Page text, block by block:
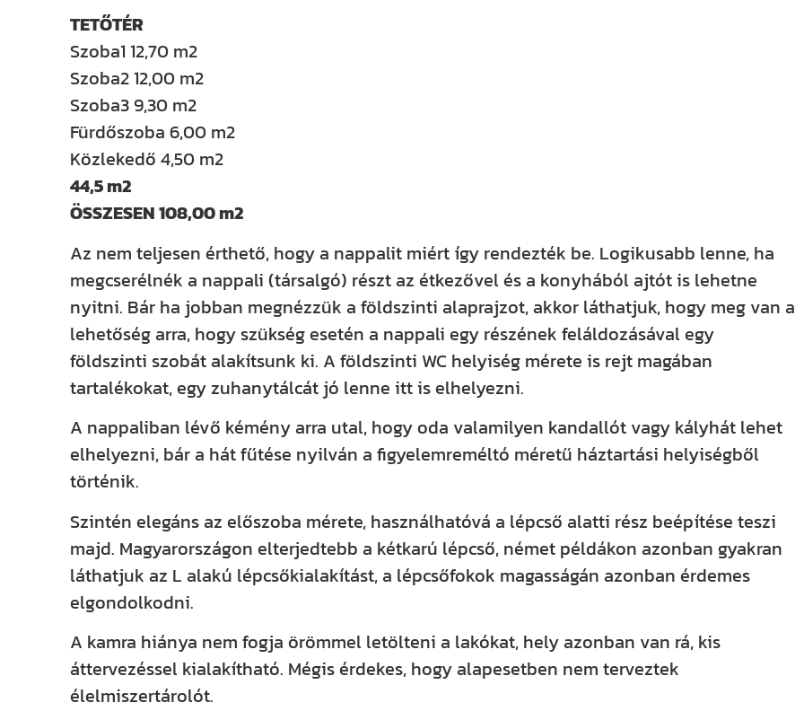
TETŐTÉR
Szoba1 12,70 m2
Szoba2 12,00 m2
Szoba3 9,30 m2
Fürdőszoba 6,00 m2
Közlekedő 4,50 m2
44,5 m2
ÖSSZESEN 108,00 m2
Az nem teljesen érthető, hogy a nappalit miért így rendezték be. Logikusabb lenne, ha
megcserélnék a nappali (társalgó) részt az étkezővel és a konyhából ajtót is lehetne
nyitni. Bár ha jobban megnézzük a földszinti alaprajzot, akkor láthatjuk, hogy meg van a
lehetőség arra, hogy szükség esetén a nappali egy részének feláldozásával egy
földszinti szobát alakítsunk ki. A földszinti WC helyiség mérete is rejt magában
tartalékokat, egy zuhanytálcát jó lenne itt is elhelyezni.
A nappaliban lévő kémény arra utal, hogy oda valamilyen kandallót vagy kályhát lehet
elhelyezni, bár a hát fűtése nyilván a figyelemreméltó méretű háztartási helyiségből
történik.
Szintén elegáns az előszoba mérete, használhatóvá a lépcső alatti rész beépítése teszi
majd. Magyarországon elterjedtebb a kétkarú lépcső, német példákon azonban gyakran
láthatjuk az L alakú lépcsőkialakítást, a lépcsőfokok magasságán azonban érdemes
elgondolkodni.
A kamra hiánya nem fogja örömmel letölteni a lakókat, hely azonban van rá, kis
áttervezéssel kialakítható. Mégis érdekes, hogy alapesetben nem terveztek
élelmiszertárolót.